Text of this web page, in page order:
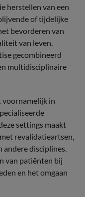
herstellen van een
of tijdelijke
bevorderen van
van leven.
gecombineerd
multidisciplinaire
voornamelijk in
settings maakt
revalidatieartsen,
disciplines.
van patiënten bij
en het omgaan